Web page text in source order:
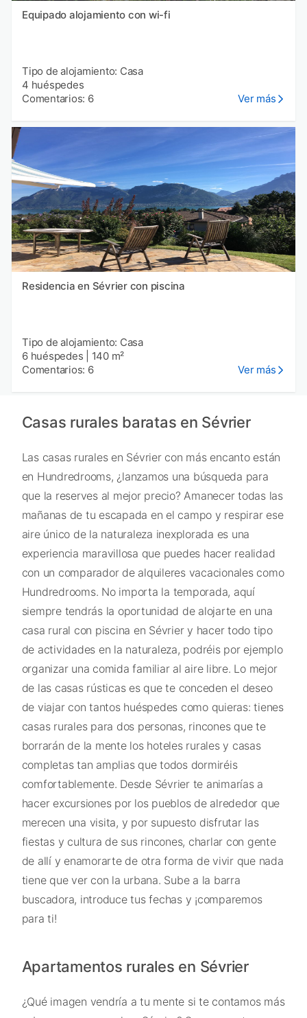
Equipado alojamiento con wi-fi
Tipo de alojamiento: Casa
4 huéspedes
Comentarios: 6
Ver más
Residencia en Sévrier con piscina
Tipo de alojamiento: Casa
6 huéspedes
140 m²
Comentarios: 6
Ver más
Casas rurales baratas en Sévrier
Las casas rurales en Sévrier con más encanto están
en Hundredrooms, ¿lanzamos una búsqueda para
que la reserves al mejor precio? Amanecer todas las
mañanas de tu escapada en el campo y respirar ese
aire único de la naturaleza inexplorada es una
experiencia maravillosa que puedes hacer realidad
con un comparador de alquileres vacacionales como
Hundredrooms. No importa la temporada, aquí
siempre tendrás la oportunidad de alojarte en una
casa rural con piscina en Sévrier y hacer todo tipo
de actividades en la naturaleza, podréis por ejemplo
organizar una comida familiar al aire libre. Lo mejor
de las casas rústicas es que te conceden el deseo
de viajar con tantos huéspedes como quieras: tienes
casas rurales para dos personas, rincones que te
borrarán de la mente los hoteles rurales y casas
completas tan amplias que todos dormiréis
comfortablemente. Desde Sévrier te animarías a
hacer excursiones por los pueblos de alrededor que
merecen una visita, y por supuesto disfrutar las
fiestas y cultura de sus rincones, charlar con gente
de allí y enamorarte de otra forma de vivir que nada
tiene que ver con la urbana. Sube a la barra
buscadora, introduce tus fechas y ¡comparemos
para ti!
Apartamentos rurales en Sévrier
¿Qué imagen vendría a tu mente si te contamos más